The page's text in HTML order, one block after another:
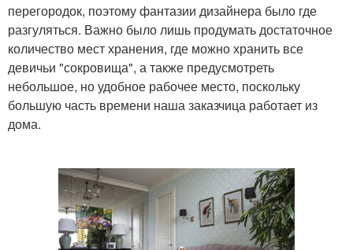
перегородок, поэтому фантазии дизайнера было где
разгуляться. Важно было лишь продумать достаточное
количество мест хранения, где можно хранить все
девичьи "сокровища", а также предусмотреть
небольшое, но удобное рабочее место, поскольку
большую часть времени наша заказчица работает из
дома.